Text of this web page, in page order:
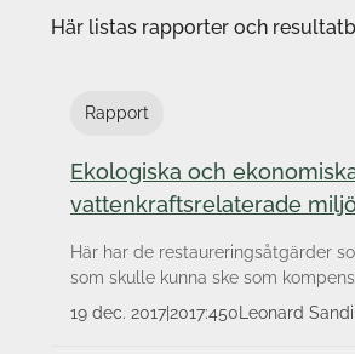
Här listas rapporter och
Rapport
Ekologiska och
vattenkraftsrelaterade
Här har de restaureringsåtgärder
som skulle kunna ske som
19 dec. 20172017:450Leonard